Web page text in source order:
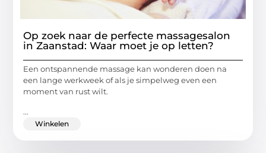
Op zoek naar de perfecte massagesalon
in Zaanstad: Waar moet je op letten?
Een ontspannende massage kan wonderen doen na
een lange werkweek of als je simpelweg even een
moment van rust wilt.
...
Winkelen